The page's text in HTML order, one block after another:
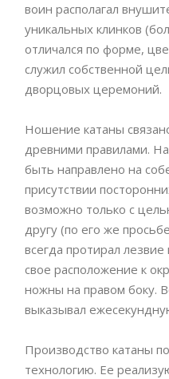
воин располагал
уникальных клинков
отличался по форме,
служил собственной
дворцовых церемоний.
Ношение катаны
древними правилами.
быть направлено на
присутствии
возможно только с
другу (по его же
всегда протирал
свое расположение к
ножны на правом боку.
выказывал
Производство катаны
технологию. Ее